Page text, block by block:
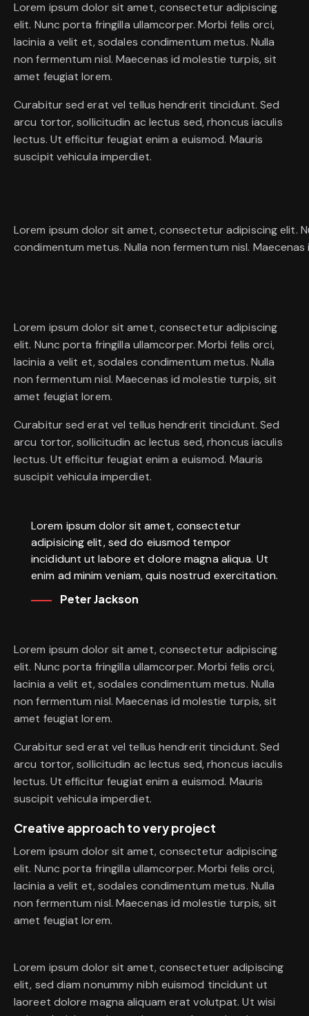
Lorem ipsum dolor sit amet, consectetur adipiscing
elit. Nunc porta fringilla ullamcorper. Morbi felis orci,
lacinia a velit et, sodales condimentum metus. Nulla
non fermentum nisl. Maecenas id molestie turpis, sit
amet feugiat lorem.
Curabitur sed erat vel tellus hendrerit tincidunt. Sed
arcu tortor, sollicitudin ac lectus sed, rhoncus iaculis
lectus. Ut efficitur feugiat enim a euismod. Mauris
suscipit vehicula imperdiet.
Lorem ipsum dolor sit amet, consectetur adipiscing elit.
condimentum metus. Nulla non fermentum nisl.
Lorem ipsum dolor sit amet, consectetur adipiscing
elit. Nunc porta fringilla ullamcorper. Morbi felis orci,
lacinia a velit et, sodales condimentum metus. Nulla
non fermentum nisl. Maecenas id molestie turpis, sit
amet feugiat lorem.
Curabitur sed erat vel tellus hendrerit tincidunt. Sed
arcu tortor, sollicitudin ac lectus sed, rhoncus iaculis
lectus. Ut efficitur feugiat enim a euismod. Mauris
suscipit vehicula imperdiet.
Lorem ipsum dolor sit amet, consectetur
adipisicing elit, sed do eiusmod tempor
incididunt ut labore et dolore magna aliqua. Ut
enim ad minim veniam, quis nostrud exercitation.
Peter Jackson
Lorem ipsum dolor sit amet, consectetur adipiscing
elit. Nunc porta fringilla ullamcorper. Morbi felis orci,
lacinia a velit et, sodales condimentum metus. Nulla
non fermentum nisl. Maecenas id molestie turpis, sit
amet feugiat lorem.
Curabitur sed erat vel tellus hendrerit tincidunt. Sed
arcu tortor, sollicitudin ac lectus sed, rhoncus iaculis
lectus. Ut efficitur feugiat enim a euismod. Mauris
suscipit vehicula imperdiet.
Creative approach to very project
Lorem ipsum dolor sit amet, consectetur adipiscing
elit. Nunc porta fringilla ullamcorper. Morbi felis orci,
lacinia a velit et, sodales condimentum metus. Nulla
non fermentum nisl. Maecenas id molestie turpis, sit
amet feugiat lorem.
Lorem ipsum dolor sit amet, consectetuer adipiscing
elit, sed diam nonummy nibh euismod tincidunt ut
laoreet dolore magna aliquam erat volutpat. Ut wisi